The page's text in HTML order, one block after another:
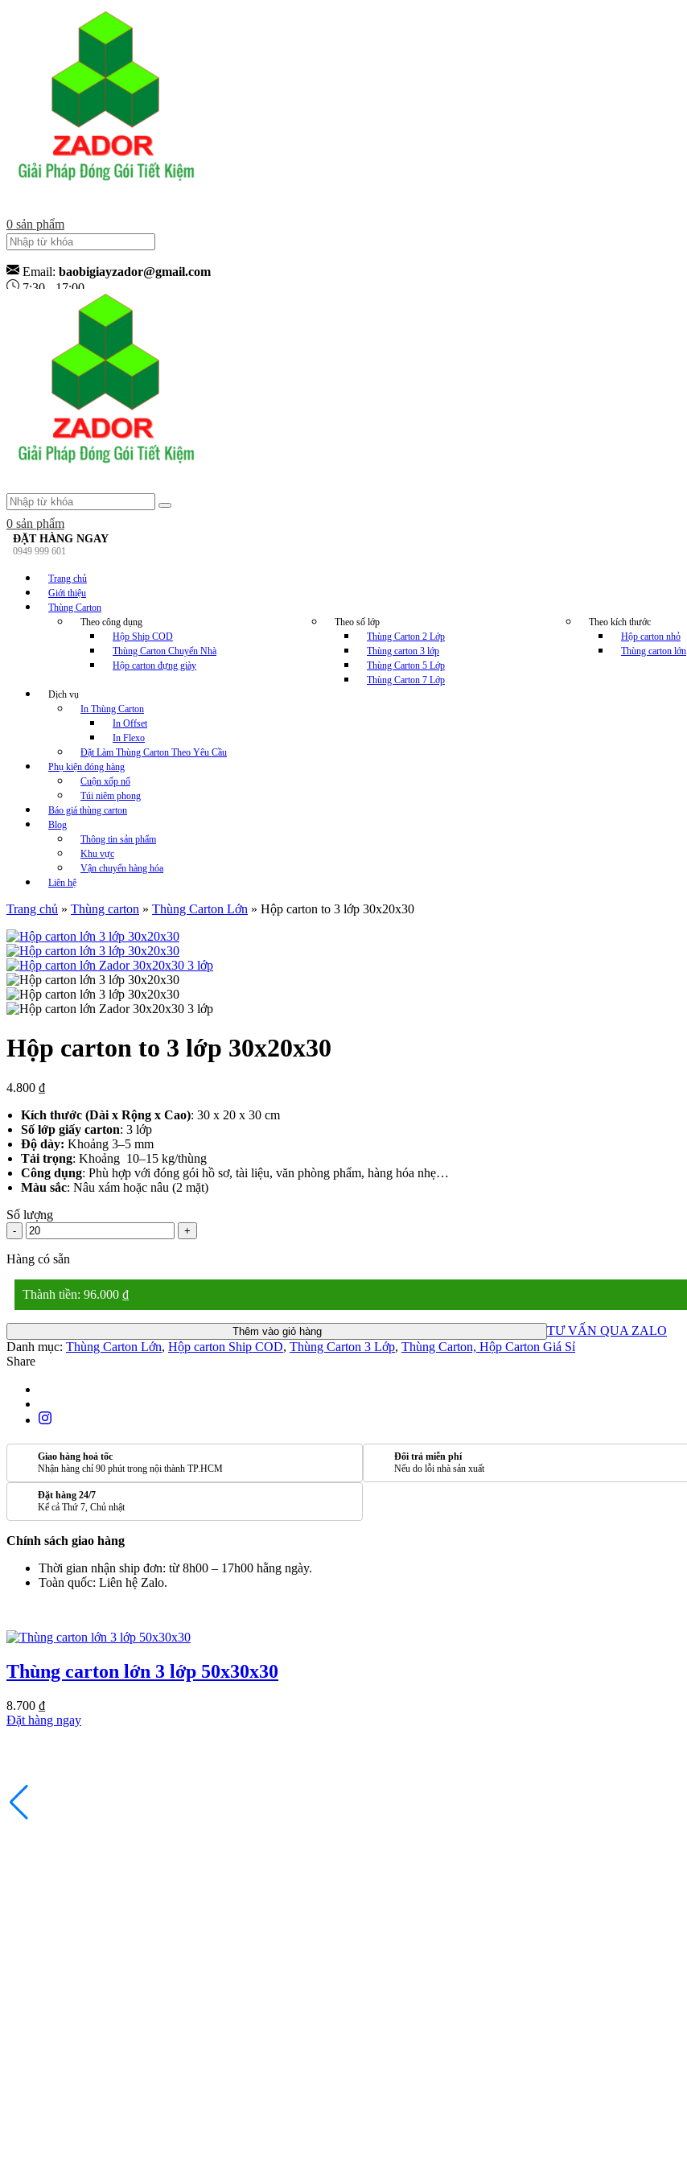
0 sản phẩm
Email: baobigiayzador@gmail.com
7:30 - 17:00
0 sản phẩm
ĐẶT HÀNG NGAY
0949 999 601
Trang chủ
Giới thiệu
Thùng Carton
Theo công dụng
Hộp Ship COD
Thùng Carton Chuyển Nhà
Hộp carton đựng giày
Theo số lớp
Thùng Carton 2 Lớp
Thùng carton 3 lớp
Thùng Carton 5 Lớp
Thùng Carton 7 Lớp
Theo kích thước
Hộp carton nhỏ
Thùng carton lớn
Dịch vụ
In Thùng Carton
In Offset
In Flexo
Đặt Làm Thùng Carton Theo Yêu Cầu
Phụ kiện đóng hàng
Cuộn xốp nổ
Túi niêm phong
Báo giá thùng carton
Blog
Thông tin sản phẩm
Khu vực
Vận chuyển hàng hóa
Liên hệ
Trang chủ » Thùng carton » Thùng Carton Lớn » Hộp carton to 3 lớp 30x20x30
Hộp carton to 3 lớp 30x20x30
4.800 ₫
Kích thước (Dài x Rộng x Cao): 30 x 20 x 30 cm
Số lớp giấy carton: 3 lớp
Độ dày: Khoảng 3–5 mm
Tải trọng: Khoảng 10–15 kg/thùng
Công dụng: Phù hợp với đóng gói hồ sơ, tài liệu, văn phòng phẩm, hàng hóa nhẹ…
Màu sắc: Nâu xám hoặc nâu (2 mặt)
Số lượng
- +
Hàng có sẵn
Thành tiền: 96.000 ₫
Thêm vào giỏ hàng
TƯ VẤN QUA ZALO
Danh mục: Thùng Carton Lớn, Hộp carton Ship COD, Thùng Carton 3 Lớp, Thùng Carton, Hộp Carton Giá Sỉ
Share
Giao hàng hoả tốc
Nhận hàng chỉ 90 phút trong nội thành TP.HCM
Đổi trả miễn phí
Nếu do lỗi nhà sản xuất
Đặt hàng 24/7
Kể cả Thứ 7, Chủ nhật
Chính sách giao hàng
Thời gian nhận ship đơn: từ 8h00 – 17h00 hằng ngày.
Toàn quốc: Liên hệ Zalo.
Thùng carton lớn 3 lớp 50x30x30
8.700 ₫
Đặt hàng ngay